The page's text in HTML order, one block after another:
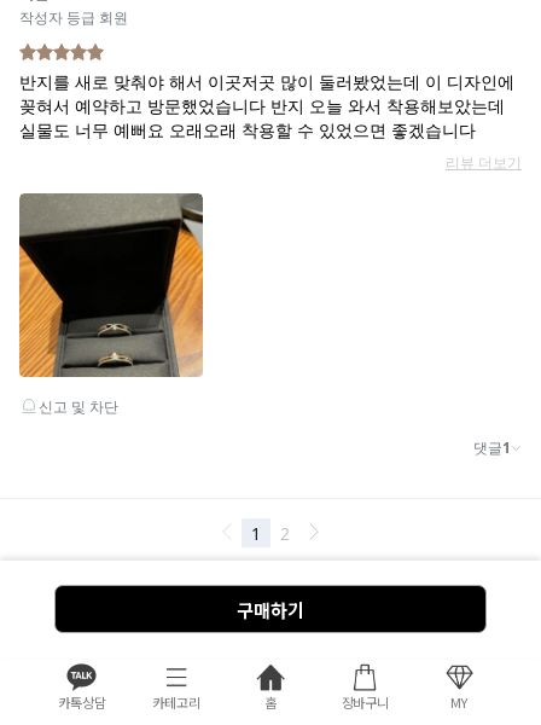
카톡상담 카테고리 홈 장바구니 MY
구매하기
구매전 체크 포인트